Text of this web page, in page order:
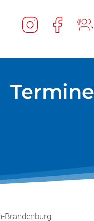
Termine
Brandenburg